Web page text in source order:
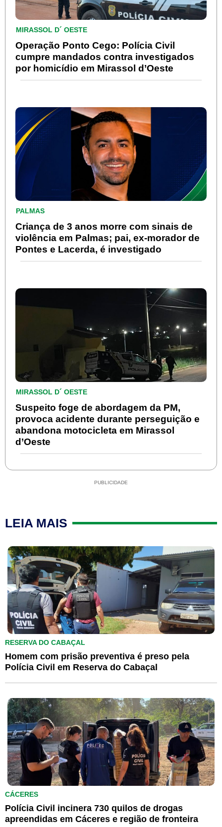
MIRASSOL D´ OESTE
Operação Ponto Cego: Polícia Civil
cumpre mandados contra investigados
por homicídio em Mirassol d’Oeste
PALMAS
Criança de 3 anos morre com sinais de
violência em Palmas; pai, ex-morador de
Pontes e Lacerda, é investigado
MIRASSOL D´ OESTE
Suspeito foge de abordagem da PM,
provoca acidente durante perseguição e
abandona motocicleta em Mirassol
d’Oeste
PUBLICIDADE
LEIA MAIS
RESERVA DO CABAÇAL
Homem com prisão preventiva é preso pela
Polícia Civil em Reserva do Cabaçal
CÁCERES
Polícia Civil incinera 730 quilos de drogas
apreendidas em Cáceres e região de fronteira